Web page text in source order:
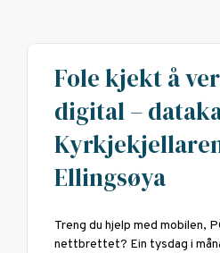
Fole kjekt å
digital –
Ellingsøya
Treng du hjelp med mobilen,
nettbrettet? Ein tysdag i